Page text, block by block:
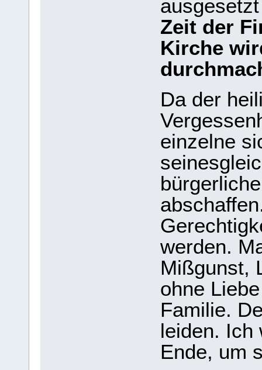
Zeit der
Kirche
Da der
einzelne
werden.
Mißgunst,
ohne
Familie.
leiden. Ich
Ende, um